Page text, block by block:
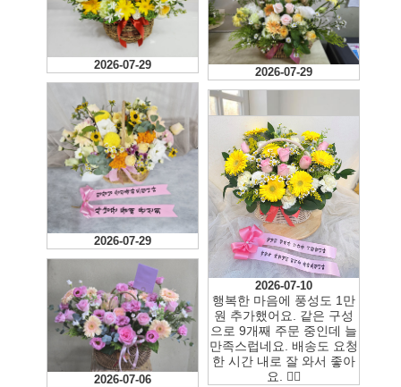
2026-07-29
2026-07-29
2026-07-29
2026-07-18
2026-07-10
행복한 마음에 풍성도 1만
원 추가했어요. 같은 구성
으로 9개째 주문 중인데 늘
만족스럽네요. 배송도 요청
한 시간 내로 잘 와서 좋아
요. 👍🏻
2026-07-06